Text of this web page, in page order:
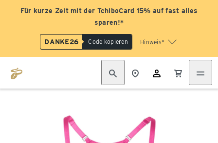
Für kurze Zeit mit der TchiboCard 15% auf fast alles
sparen!*
DANKE26 Code kopieren Hinweis*